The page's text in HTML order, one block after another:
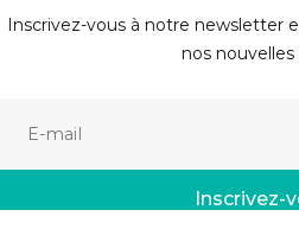
Inscrivez-vous à notre newsletter
nos nouvelles
Inscrivez-